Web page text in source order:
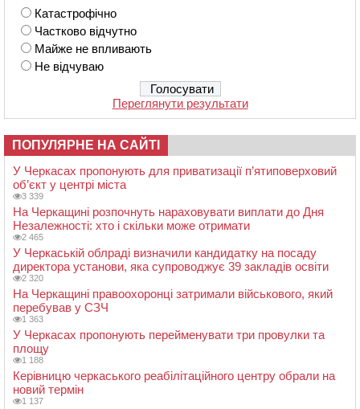
Катастрофічно
Частково відчутно
Майже не впливають
Не відчуваю
Переглянути результати
ПОПУЛЯРНЕ НА САЙТІ
У Черкасах пропонують для приватизації п’ятиповерховий
об’єкт у центрі міста
3 339
На Черкащині розпочнуть нараховувати виплати до Дня
Незалежності: хто і скільки може отримати
2 465
У Черкаській облраді визначили кандидатку на посаду
директора установи, яка супроводжує 39 закладів освіти
2 320
На Черкащині правоохоронці затримали військового, який
перебував у СЗЧ
1 363
У Черкасах пропонують перейменувати три провулки та
площу
1 188
Керівницю черкаського реабілітаційного центру обрали на
новий термін
1 137